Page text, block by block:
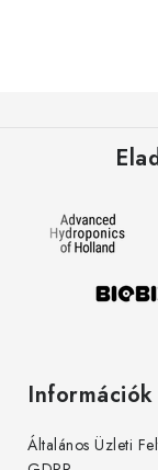
Általános Üzleti